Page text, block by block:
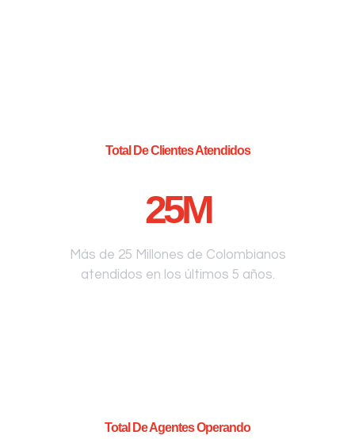
Total De Clientes Atendidos
25M
Más de 25 Millones de Colombianos
atendidos en los últimos 5 años.
Total De Agentes Operando